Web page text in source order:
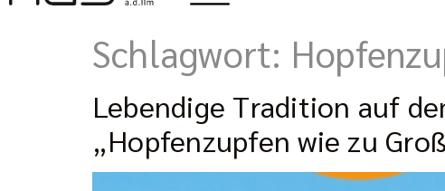
Schlagwort:
Lebendige Tradition auf
„Hopfenzupfen wie zu